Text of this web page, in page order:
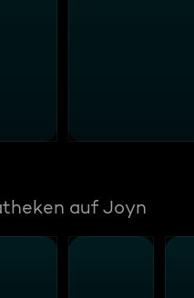
auf Joyn